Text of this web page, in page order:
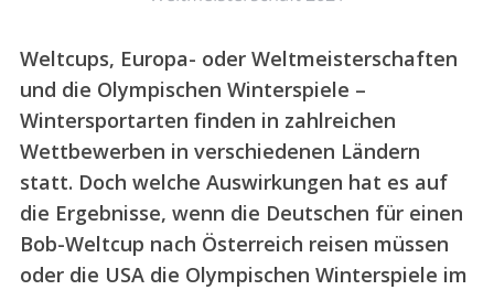
Weltcups, Europa- oder Weltmeisterschaften
und die Olympischen Winterspiele –
Wintersportarten finden in zahlreichen
Wettbewerben in verschiedenen Ländern
statt. Doch welche Auswirkungen hat es auf
die Ergebnisse, wenn die Deutschen für einen
Bob-Weltcup nach Österreich reisen müssen
oder die USA die Olympischen Winterspiele im